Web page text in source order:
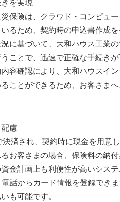
を実現
保険は、クラウド・コンピュ
るため、契約時の申込書作成
に基づいて、大和ハウス工業
ことで、迅速で正確な手続きが
容確認により、大和ハウスイ
ことができるため、お客さま
慮
済され、契約時に現金を用意
お客さまの場合、保険料の納
金計画上も利便性が高いシステ
話からカード情報を登録でき
も可能です。